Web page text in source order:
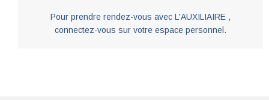
Pour prendre rendez-vous avec L'AUXILIAIRE ,
connectez-vous sur votre espace personnel.